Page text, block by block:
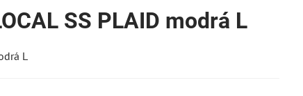
SS PLAID modrá L
L